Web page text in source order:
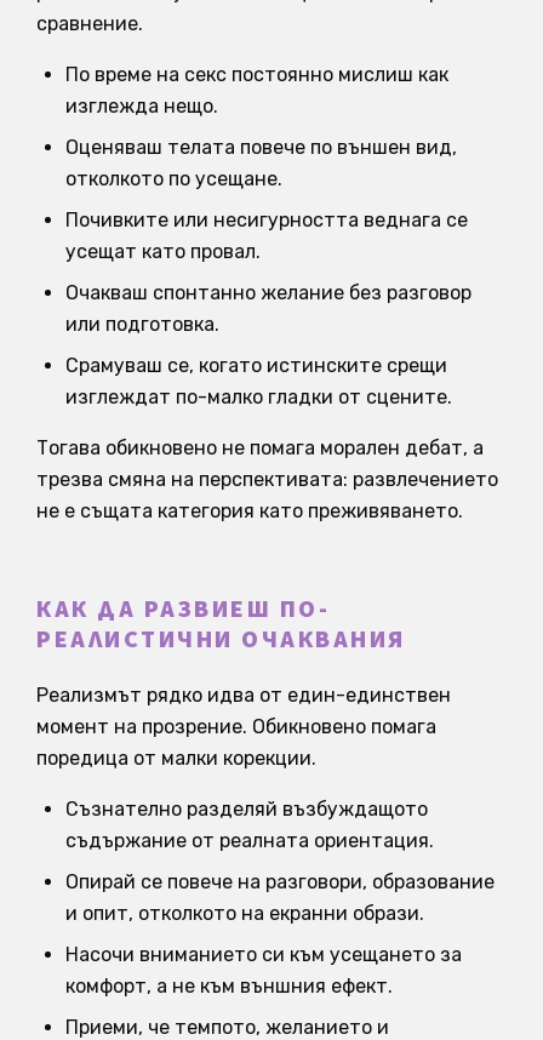
сравнение.
По време на секс постоянно мислиш как
изглежда нещо.
Оценяваш телата повече по външен вид,
отколкото по усещане.
Почивките или несигурността веднага се
усещат като провал.
Очакваш спонтанно желание без разговор
или подготовка.
Срамуваш се, когато истинските срещи
изглеждат по-малко гладки от сцените.
Тогава обикновено не помага морален дебат, а
трезва смяна на перспективата: развлечението
не е същата категория като преживяването.
КАК ДА РАЗВИЕШ ПО-
РЕАЛИСТИЧНИ ОЧАКВАНИЯ
Реализмът рядко идва от един-единствен
момент на прозрение. Обикновено помага
поредица от малки корекции.
Съзнателно разделяй възбуждащото
съдържание от реалната ориентация.
Опирай се повече на разговори, образование
и опит, отколкото на екранни образи.
Насочи вниманието си към усещането за
комфорт, а не към външния ефект.
Приеми, че темпото, желанието и